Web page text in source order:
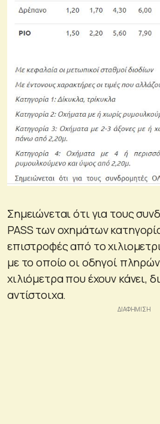
Σημειώνεται ότι για τους
PASS των οχημάτων
επιστροφές από το
με το οποίο οι οδηγοί
χιλιόμετρα που έχουν κάνει,
αντίστοιχα.